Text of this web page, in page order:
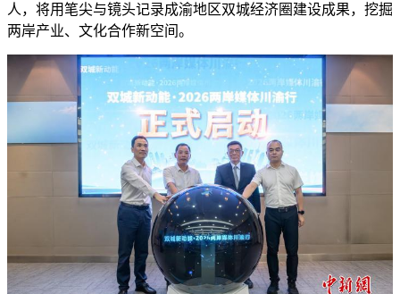
人，将用笔尖与镜头记录成渝地区双城经济圈建设成果，挖掘
两岸产业、文化合作新空间。